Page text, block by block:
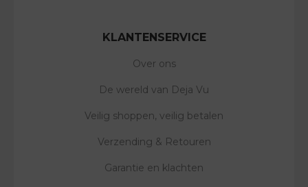
KLANTENSERVICE
Over ons
De wereld van Deja Vu
Veilig shoppen, veilig betalen
Verzending & Retouren
Garantie en klachten